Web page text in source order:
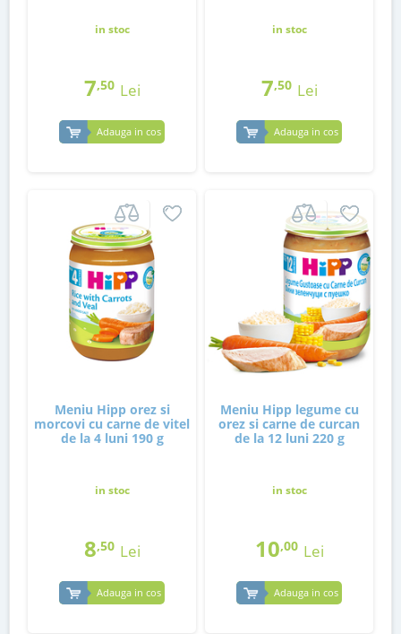
in stoc
7,50 Lei
Adauga in cos
in stoc
7,50 Lei
Adauga in cos
Meniu Hipp orez si
morcovi cu carne de vitel
de la 4 luni 190 g
in stoc
8,50 Lei
Adauga in cos
Meniu Hipp legume cu
orez si carne de curcan
de la 12 luni 220 g
in stoc
10,00 Lei
Adauga in cos